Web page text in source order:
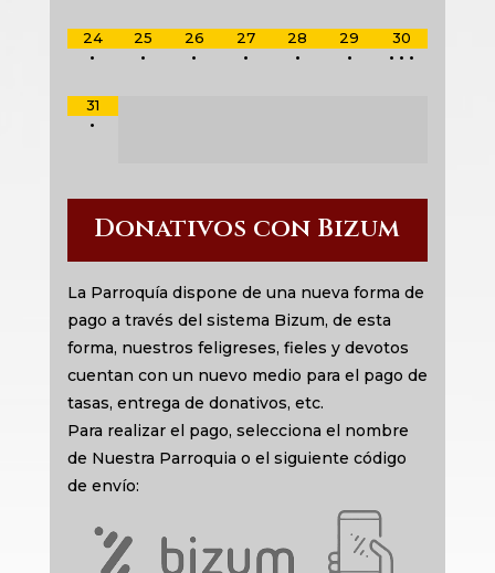
24
•
25
•
26
•
27
•
28
•
29
•
30
• • •
31
•
Donativos con Bizum
La Parroquía dispone de una nueva forma de
pago a través del sistema Bizum, de esta
forma, nuestros feligreses, fieles y devotos
cuentan con un nuevo medio para el pago de
tasas, entrega de donativos, etc.
Para realizar el pago, selecciona el nombre
de Nuestra Parroquia o el siguiente código
de envío: